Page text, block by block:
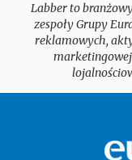
Labber to
zespoły Grupy
reklamowych,